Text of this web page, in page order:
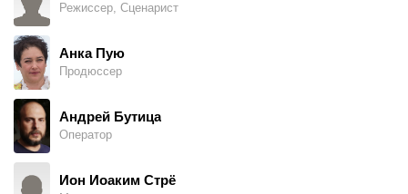
Режиссер, Сценарист
Анка Пую
Продюссер
Андрей Бутица
Оператор
Ион Иоаким Стрё